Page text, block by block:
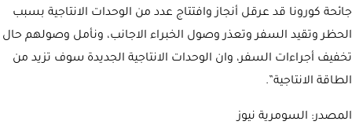
جائحة كورونا قد عرقل أنجاز وافتتاج عدد من الوحدات الانتاجية بسبب
الحظر وتقيد السفر وتعذر وصول الخبراء الاجانب، ونأمل وصولهم حال
تخفيف أجراءات السفر، وان الوحدات الانتاجية الجديدة سوف تزيد من
الطاقة الانتاجية”.
المصدر: السومرية نيوز